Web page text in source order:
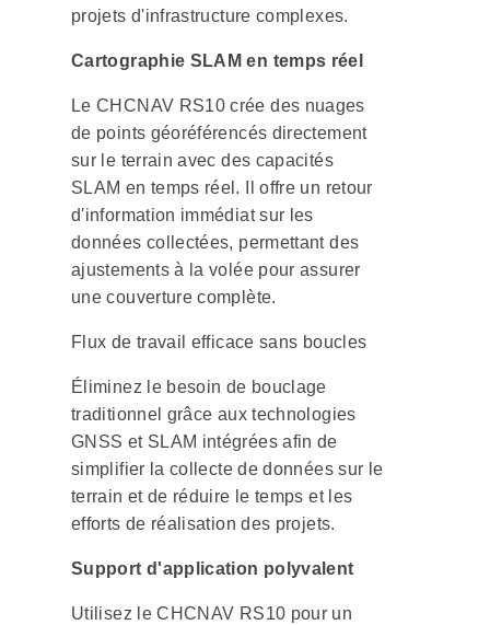
projets d'infrastructure complexes.
Cartographie SLAM en temps réel
Le CHCNAV RS10 crée des nuages
de points géoréférencés directement
sur le terrain avec des capacités
SLAM en temps réel. Il offre un retour
d'information immédiat sur les
données collectées, permettant des
ajustements à la volée pour assurer
une couverture complète.
Flux de travail efficace sans boucles
Éliminez le besoin de bouclage
traditionnel grâce aux technologies
GNSS et SLAM intégrées afin de
simplifier la collecte de données sur le
terrain et de réduire le temps et les
efforts de réalisation des projets.
Support d'application polyvalent
Utilisez le CHCNAV RS10 pour un